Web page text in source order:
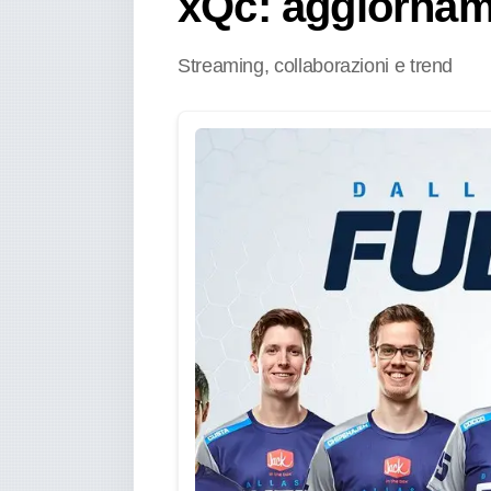
Streaming, collaborazioni e trend